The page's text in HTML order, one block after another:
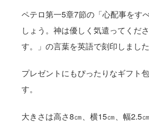
会員ページ
お買い物カゴ
送料について
ペテロ第一5章7節の「心配事をす
しょう。神は優しく気遣ってくだ
す。」の言葉を英語で刻印しました
プレゼントにもぴったりなギフト
す。
大きさは高さ8㎝、横15㎝、幅2.5㎝